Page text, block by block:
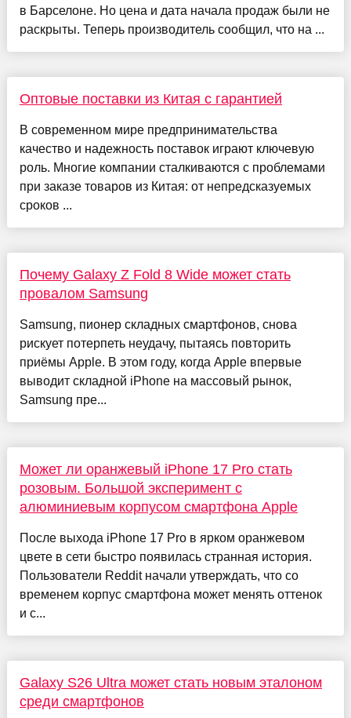
в Барселоне. Но цена и дата начала продаж были не
раскрыты. Теперь производитель сообщил, что на ...
Оптовые поставки из Китая с гарантией
В современном мире предпринимательства
качество и надежность поставок играют ключевую
роль. Многие компании сталкиваются с проблемами
при заказе товаров из Китая: от непредсказуемых
сроков ...
Почему Galaxy Z Fold 8 Wide может стать
провалом Samsung
Samsung, пионер складных смартфонов, снова
рискует потерпеть неудачу, пытаясь повторить
приёмы Apple. В этом году, когда Apple впервые
выводит складной iPhone на массовый рынок,
Samsung пре...
Может ли оранжевый iPhone 17 Pro стать
розовым. Большой эксперимент с
алюминиевым корпусом смартфона Apple
После выхода iPhone 17 Pro в ярком оранжевом
цвете в сети быстро появилась странная история.
Пользователи Reddit начали утверждать, что со
временем корпус смартфона может менять оттенок
и с...
Galaxy S26 Ultra может стать новым эталоном
среди смартфонов